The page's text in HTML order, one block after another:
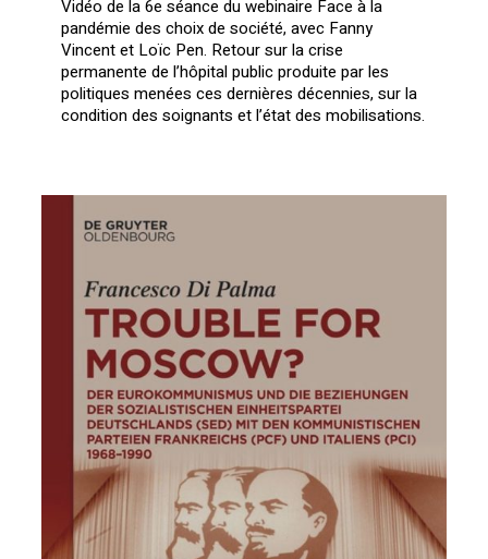
Vidéo de la 6e séance du webinaire Face à la
pandémie des choix de société, avec Fanny
Vincent et Loïc Pen. Retour sur la crise
permanente de l’hôpital public produite par les
politiques menées ces dernières décennies, sur la
condition des soignants et l’état des mobilisations.